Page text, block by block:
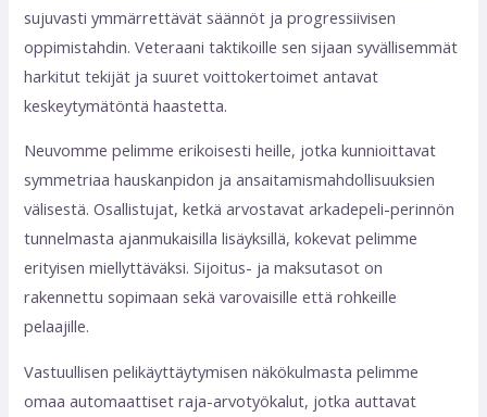
sujuvasti ymmärrettävät säännöt ja progressiivisen
oppimistahdin. Veteraani taktikoille sen sijaan syvällisemmät
harkitut tekijät ja suuret voittokertoimet antavat
keskeytymätöntä haastetta.
Neuvomme pelimme erikoisesti heille, jotka kunnioittavat
symmetriaa hauskanpidon ja ansaitamismahdollisuuksien
välisestä. Osallistujat, ketkä arvostavat arkadepeli-perinnön
tunnelmasta ajanmukaisilla lisäyksillä, kokevat pelimme
erityisen miellyttäväksi. Sijoitus- ja maksutasot on
rakennettu sopimaan sekä varovaisille että rohkeille
pelaajille.
Vastuullisen pelikäyttäytymisen näkökulmasta pelimme
omaa automaattiset raja-arvotyökalut, jotka auttavat